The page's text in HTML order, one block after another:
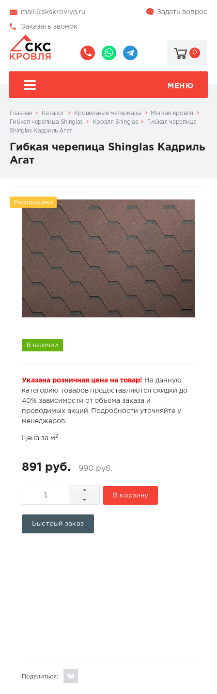
mail@skskrovlya.ru Задать вопрос
Заказать звонок
0
МЕНЮ
Главная Каталог Кровельные материалы
Мягкая кровля
Гибкая черепица Shinglas
Кровля Shinglas
Гибкая черепица
Shinglas Кадриль Агат
Гибкая черепица Shinglas Кадриль
Агат
Распродажа
В наличии
Указана розничная цена на товар! На данную
категорию товаров предоставляются скидки до
40% зависимости от объема заказа и
проводимых акций. Подробности уточняйте у
менеджеров.
Цена за м 2
891 руб. 990 руб.
В корзину
Быстрый заказ
Поделиться: